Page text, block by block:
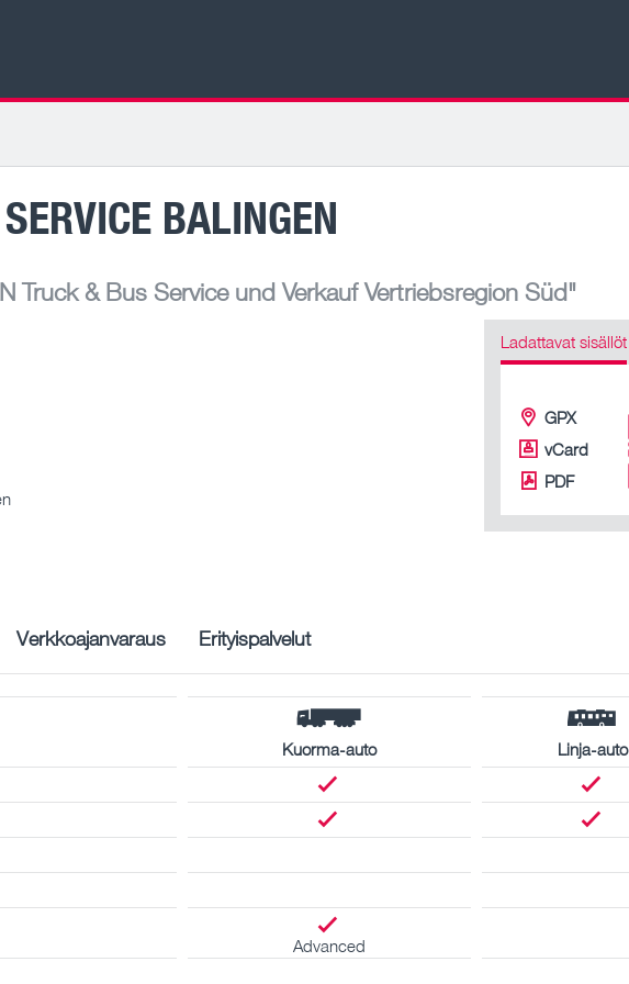
BALINGEN
Truck & Bus Service und Verkauf Vertriebsregion Süd"
Ladattavat sisällöt
GPX
vCard
PDF
Verkkoajanvaraus Erityispalvelut
Kuorma-auto Linja-auto
Advanced